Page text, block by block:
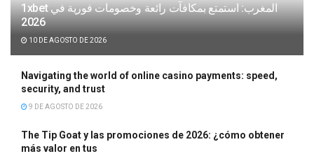
1xbet المغرب: استمتع بمكافآت رائعة وخصومات فورية في
2026
10 DE AGOSTO DE 2026
Navigating the world of online casino payments: speed,
security, and trust
9 DE AGOSTO DE 2026
The Tip Goat y las promociones de 2026: ¿cómo obtener
más valor en tus